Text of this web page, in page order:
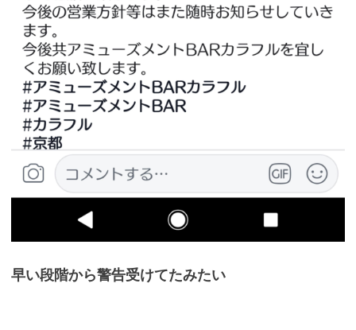
早い段階から警告受けてたみたい